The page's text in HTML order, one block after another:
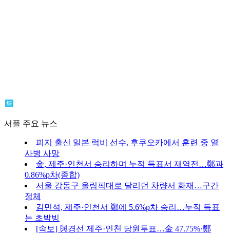
서플 주요 뉴스
피지 출신 일본 럭비 선수, 후쿠오카에서 훈련 중 열
사병 사망
金, 제주·인천서 승리하며 누적 득표서 재역전…鄭과
0.86%p차(종합)
서울 강동구 올림픽대로 달리던 차량서 화재…구간
정체
김민석, 제주·인천서 鄭에 5.6%p차 승리…누적 득표
는 초박빙
[속보] 與경선 제주·인천 당원투표…金 47.75%·鄭